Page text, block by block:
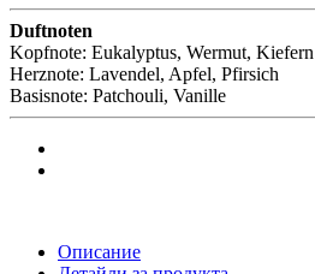
Duftnoten
Kopfnote: Eukalyptus, Wermut, Kiefern
Herznote: Lavendel, Apfel, Pfirsich
Basisnote: Patchouli, Vanille
Описание